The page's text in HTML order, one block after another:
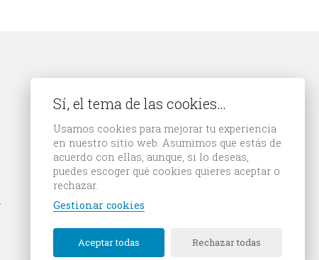
Sí, el tema de las cookies…
Usamos cookies para mejorar tu experiencia
en nuestro sitio web. Asumimos que estás de
acuerdo con ellas, aunque, si lo deseas,
puedes escoger qué cookies quieres aceptar o
rechazar.
Gestionar cookies
Aceptar todas Rechazar todas